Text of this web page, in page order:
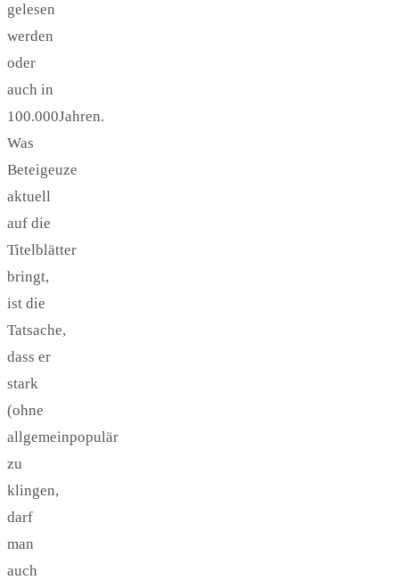
gelesen
werden
oder
auch in
100.000Jahren.
Was
Beteigeuze
aktuell
auf die
Titelblätter
bringt,
ist die
Tatsache,
dass er
stark
(ohne
allgemeinpopulär
zu
klingen,
darf
man
auch